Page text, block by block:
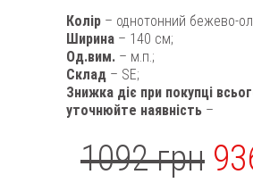
Колір – однотонний бежево-
Ширина – 140 см;
Од.вим. – м.п.;
Склад – SE;
Знижка діє при покупці
уточнюйте наявність –
1092 грн